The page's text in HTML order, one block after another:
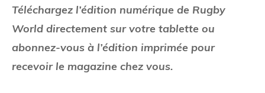
Téléchargez l’édition numérique de Rugby
World directement sur votre tablette ou
abonnez-vous à l’édition imprimée pour
recevoir le magazine chez vous.